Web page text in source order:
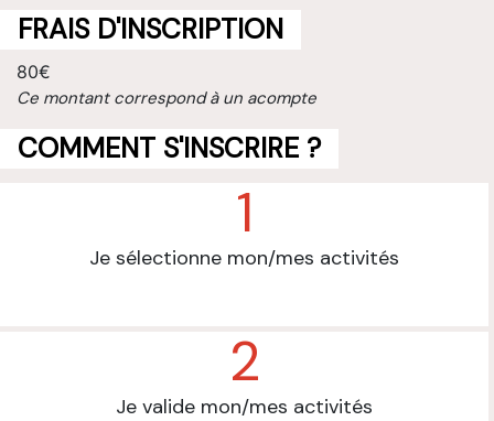
FRAIS D'INSCRIPTION
80€
Ce montant correspond à un acompte
COMMENT S'INSCRIRE ?
1
Je sélectionne mon/mes activités
2
Je valide mon/mes activités